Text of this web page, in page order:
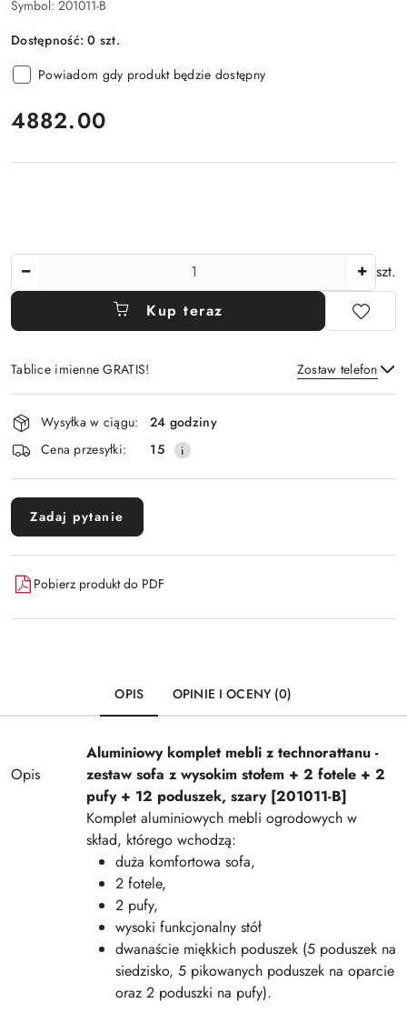
Symbol: 201011-B
Dostępność:0 szt.
Powiadom gdy produkt będzie dostępny
cena:
4882.00
szt.
Kup teraz
Tablice imienne GRATIS! Zostaw telefon
Wyślij
Dostępność
i
dostawa
Wysyłka w ciągu:
24 godziny
Cena przesyłki:
15
Zadaj pytanie
Pobierz produkt do PDF
OPIS OPINIE I OCENY (0)
Opis
Aluminiowy komplet mebli z technorattanu -
zestaw sofa z wysokim stołem + 2 fotele + 2
pufy + 12 poduszek, szary [201011-B]
Komplet aluminiowych mebli ogrodowych w
skład, którego wchodzą:
duża komfortowa sofa,
2 fotele,
2 pufy,
wysoki funkcjonalny stół
dwanaście miękkich poduszek (5 poduszek na
siedzisko, 5 pikowanych poduszek na oparcie
oraz 2 poduszki na pufy).